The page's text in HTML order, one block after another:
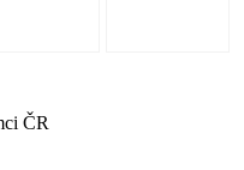
ČR